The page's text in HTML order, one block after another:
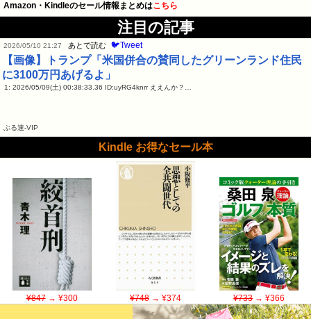
Amazon・Kindleのセール情報まとめはこちら
注目の記事
2026/05/10 21:27 あとで読む 🐦Tweet
【画像】トランプ「米国併合の賛同したグリーンランド住民
に3100万円あげるよ」
1: 2026/05/09(土) 00:38:33.36 ID:uyRG4knrr ええんか？…
ぶる速-VIP
Kindle お得なセール本
¥847→ ¥300 ¥748→ ¥374 ¥733→ ¥366